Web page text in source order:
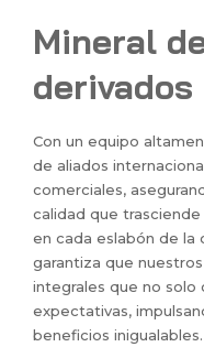
Mineral
derivados
Con un equipo
de aliados
comerciales,
calidad que
en cada eslabón de la
garantiza que
integrales que no solo
expectativas,
beneficios inigualables.